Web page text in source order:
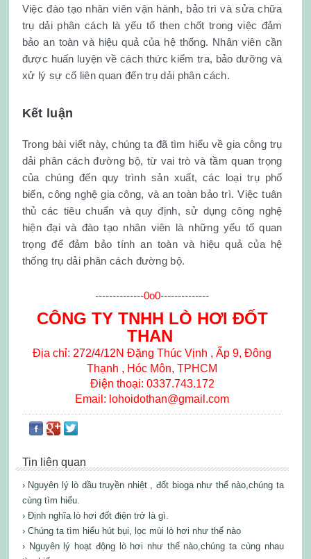
Việc đào tạo nhân viên vận hành, bảo trì và sửa chữa
trụ dải phân cách là yếu tố then chốt trong việc đảm
bảo an toàn và hiệu quả của hệ thống. Nhân viên cần
được huấn luyện về cách thức kiểm tra, bảo dưỡng và
xử lý sự cố liên quan đến trụ dải phân cách.
Kết luận
Trong bài viết này, chúng ta đã tìm hiểu về gia công trụ
dải phân cách đường bộ, từ vai trò và tầm quan trọng
của chúng đến quy trình sản xuất, các loại trụ phổ
biến, công nghệ gia công, và an toàn bảo trì. Việc tuân
thủ các tiêu chuẩn và quy định, sử dụng công nghệ
hiện đại và đào tạo nhân viên là những yếu tố quan
trọng để đảm bảo tính an toàn và hiệu quả của hệ
thống trụ dải phân cách đường bộ.
--------------0o0--------------
CÔNG TY TNHH LÒ HƠI ĐỐT
THAN
Địa chỉ: 272/4/12N Đặng Thúc Vịnh , Ấp 9, Đông
Thạnh , Hóc Môn, TPHCM
Điện thoại: 0337.743.172
Email: lohoidothan@gmail.com
Tin liên quan
› Nguyên lý lò dầu truyền nhiệt , đốt bioga như thế nào,chúng ta
cùng tìm hiểu.
› Định nghĩa lò hơi đốt điện trở là gì.
› Chúng ta tìm hiểu hút bụi, lọc mùi lò hơi như thế nào
› Nguyên lý hoạt động lò hơi như thế nào,chúng ta cùng nhau